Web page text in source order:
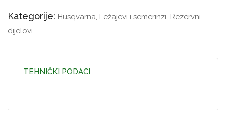
Kategorije: Husqvarna, Ležajevi i semerinzi, Rezervni
dijelovi
TEHNIČKI PODACI